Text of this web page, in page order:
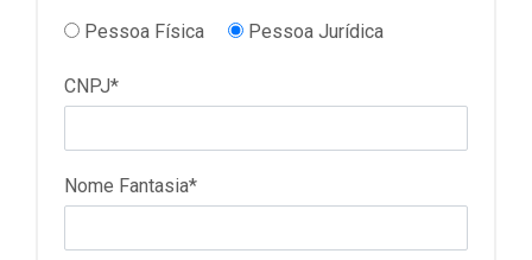
Pessoa Física Pessoa Jurídica
CNPJ*
Nome Fantasia*